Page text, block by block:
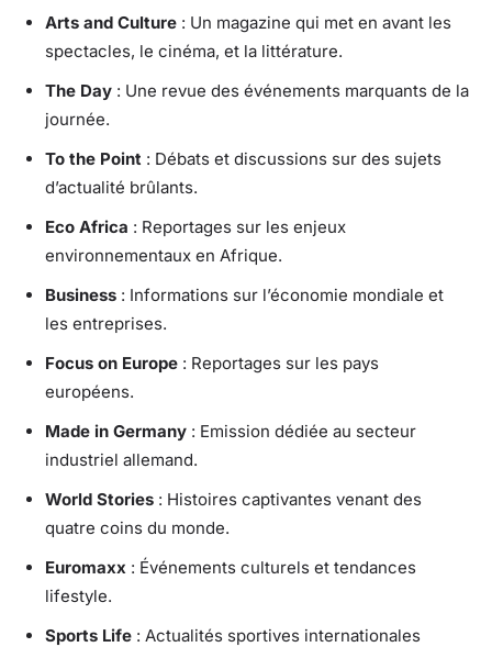
Arts and Culture : Un magazine qui met en avant les
spectacles, le cinéma, et la littérature.
The Day : Une revue des événements marquants de la
journée.
To the Point : Débats et discussions sur des sujets
d’actualité brûlants.
Eco Africa : Reportages sur les enjeux
environnementaux en Afrique.
Business : Informations sur l’économie mondiale et
les entreprises.
Focus on Europe : Reportages sur les pays
européens.
Made in Germany : Emission dédiée au secteur
industriel allemand.
World Stories : Histoires captivantes venant des
quatre coins du monde.
Euromaxx : Événements culturels et tendances
lifestyle.
Sports Life : Actualités sportives internationales